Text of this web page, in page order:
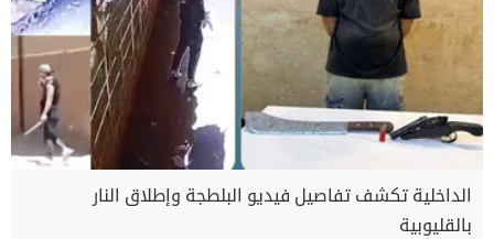
الداخلية تكشف تفاصيل فيديو البلطجة وإطلاق النار
بالقليوبية